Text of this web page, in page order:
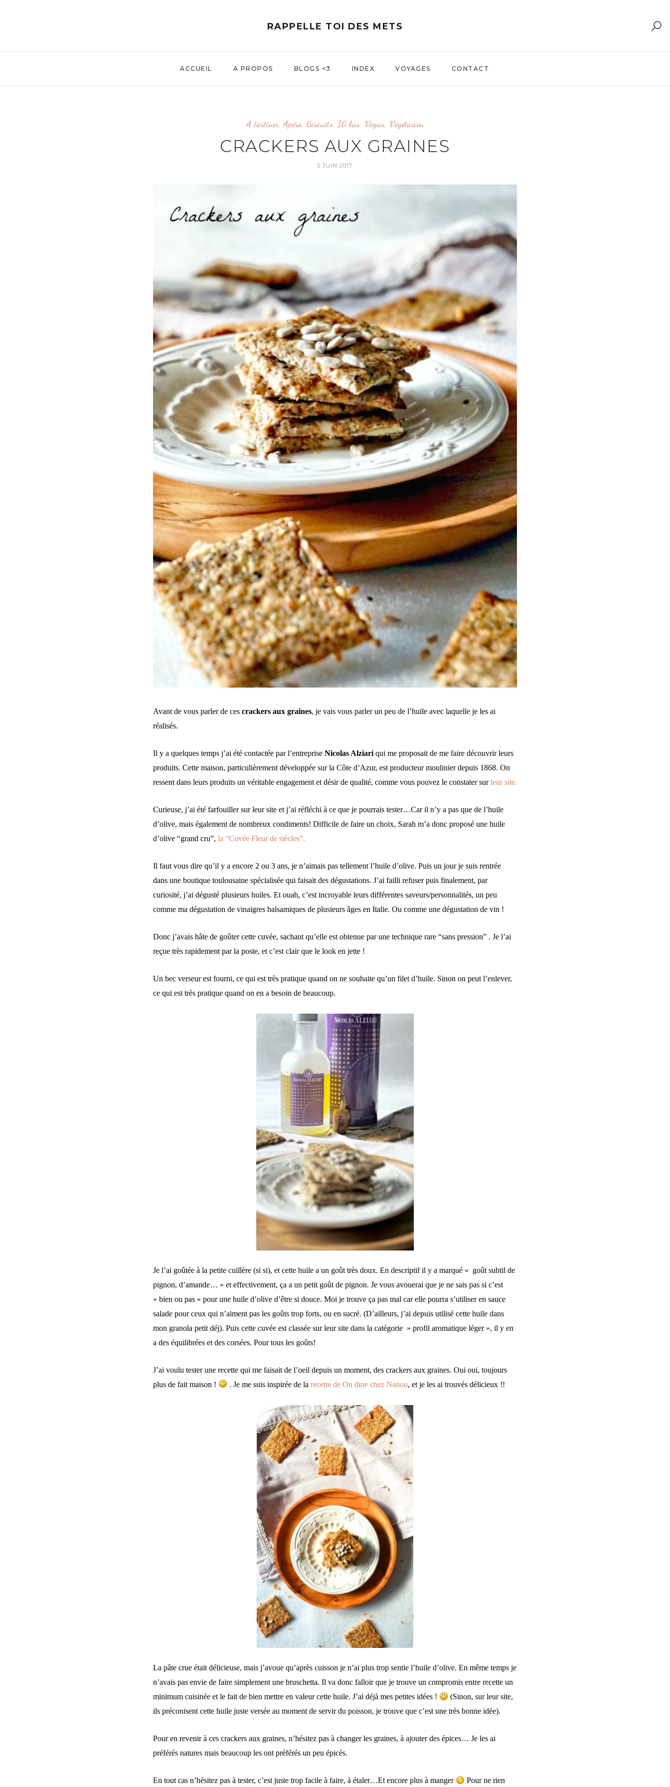
RAPPELLE TOI DES METS
ACCUEIL A PROPOS BLOGS <3 INDEX VOYAGES CONTACT
A tartiner, Apéro, Biscuits, IG bas, Vegan, Végétarien
CRACKERS AUX GRAINES
5 JUIN 2017
Avant de vous parler de ces crackers aux graines, je vais vous parler un peu de l’huile avec laquelle je les ai
réalisés.
Il y a quelques temps j’ai été contactée par l’entreprise Nicolas Alziariqui me proposait de me faire découvrir leurs
produits. Cette maison, particulièrement développée sur la Côte d’Azur, est producteur moulinier depuis 1868. On
ressent dans leurs produits un véritable engagement et désir de qualité, comme vous pouvez le constater surleur site.
Curieuse, j’ai été farfouiller sur leur site et j’ai réfléchi à ce que je pourrais tester…Car il n’y a pas que de l’huile
d’olive, mais également de nombreux condiments! Difficile de faire un choix, Sarah m’a donc proposé une huile
d’olive “grand cru”, la “Cuvée Fleur de siècles”.
Il faut vous dire qu’il y a encore 2 ou 3 ans, je n’aimais pas tellement l’huile d’olive. Puis un jour je suis rentrée
dans une boutique toulousaine spécialisée qui faisait des dégustations. J’ai failli refuser puis finalement, par
curiosité, j’ai dégusté plusieurs huiles. Et ouah, c’est incroyable leurs différentes saveurs/personnalités, un peu
comme ma dégustation de vinaigres balsamiques de plusieurs âges en Italie. Ou comme une dégustation de vin !
Donc j’avais hâte de goûter cette cuvée, sachant qu’elle est obtenue par une technique rare “sans pression” . Je l’ai
reçue très rapidement par la poste, et c’est clair que le look en jette !
Un bec verseur est fourni, ce qui est très pratique quand on ne souhaite qu’un filet d’huile. Sinon on peut l’enlever,
ce qui est très pratique quand on en a besoin de beaucoup.
Je l’ai goûtée à la petite cuillère (si si), et cette huile a un goût très doux. En descriptif il y a marqué « goût subtil de
pignon, d’amande… » et effectivement, ça a un petit goût de pignon. Je vous avouerai que je ne sais pas si c’est
« bien ou pas » pour une huile d’olive d’être si douce. Moi je trouve ça pas mal car elle pourra s’utiliser en sauce
salade pour ceux qui n’aiment pas les goûts trop forts, ou en sucré. (D’ailleurs, j’ai depuis utilisé cette huile dans
mon granola petit déj). Puis cette cuvée est classée sur leur site dans la catégorie » profil aromatique léger », il y en
a des équilibrées et des corsées. Pour tous les goûts!
J’ai voulu tester une recette qui me faisait de l’oeil depuis un moment, des crackers aux graines. Oui oui, toujours
plus de fait maison !
. Je me suis inspirée de la recette de On dine chez Nanou, et je les ai trouvés délicieux !!
La pâte crue était délicieuse, mais j’avoue qu’après cuisson je n’ai plus trop sentie l’huile d’olive. En même temps je
n’avais pas envie de faire simplement une bruschetta. Il va donc falloir que je trouve un compromis entre recette un
minimum cuisinée et le fait de bien mettre en valeur cette huile. J’ai déjà mes petites idées !
(Sinon, sur leur site,
ils préconisent cette huile juste versée au moment de servir du poisson, je trouve que c’est une très bonne idée).
Pour en revenir à ces crackers aux graines, n’hésitez pas à changer les graines, à ajouter des épices… Je les ai
préférés natures mais beaucoup les ont préférés un peu épicés.
En tout cas n’hésitez pas à tester, c’est juste trop facile à faire, à étaler…Et encore plus à manger Pour ne rien